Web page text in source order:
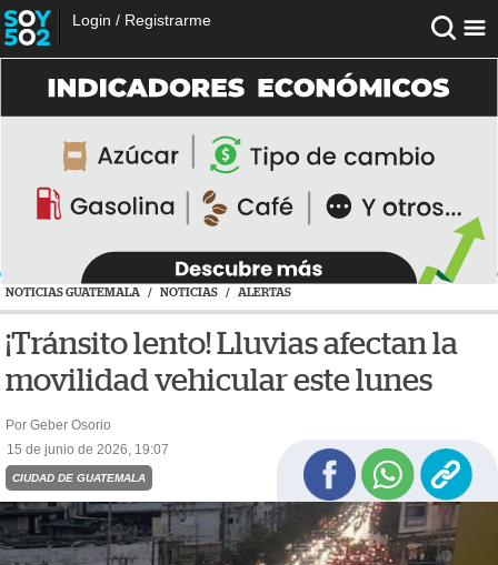
Login / Registrarme
NOTICIAS GUATEMALA / NOTICIAS / ALERTAS
¡Tránsito lento! Lluvias afectan la
movilidad vehicular este lunes
Por Geber Osorio
15 de junio de 2026, 19:07
CIUDAD DE GUATEMALA